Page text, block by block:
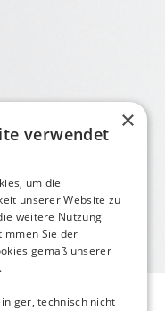
×
verwendet
um die
unserer Website zu
weitere Nutzung
Sie der
gemäß unserer
technisch nicht